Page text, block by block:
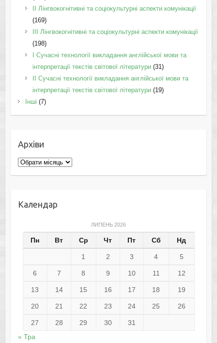
IІ Лінгвокогнітивні та соціокультурні аспекти комунікації
(169)
IІI Лінгвокогнітивні та соціокультурні аспекти комунікації
(198)
I Cучасні технології викладання англійської мови та
інтерпретації текстів світової літератури(31)
II Cучасні технології викладання англійської мови та
інтерпретації текстів світової літератури(19)
Інші (7)
Архіви
Архіви
Календар
ЛИПЕНЬ 2026
Пн Вт Ср Чт Пт Сб Нд
1 2 3 4 5
6 7 8 9 10 11 12
13 14 15 16 17 18 19
20 21 22 23 24 25 26
27 28 29 30
31
« Тра